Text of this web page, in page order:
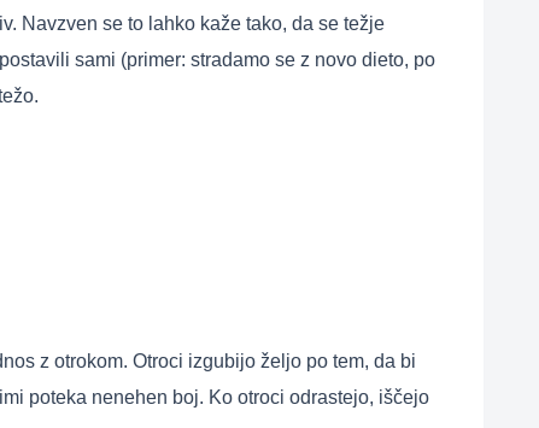
Navzven se to lahko kaže tako, da se težje
sami (primer: stradamo se z novo dieto, po
z otrokom. Otroci izgubijo željo po tem, da bi
poteka nenehen boj. Ko otroci odrastejo, iščejo